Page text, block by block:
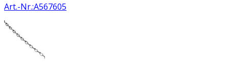
Art.-Nr.:A567605